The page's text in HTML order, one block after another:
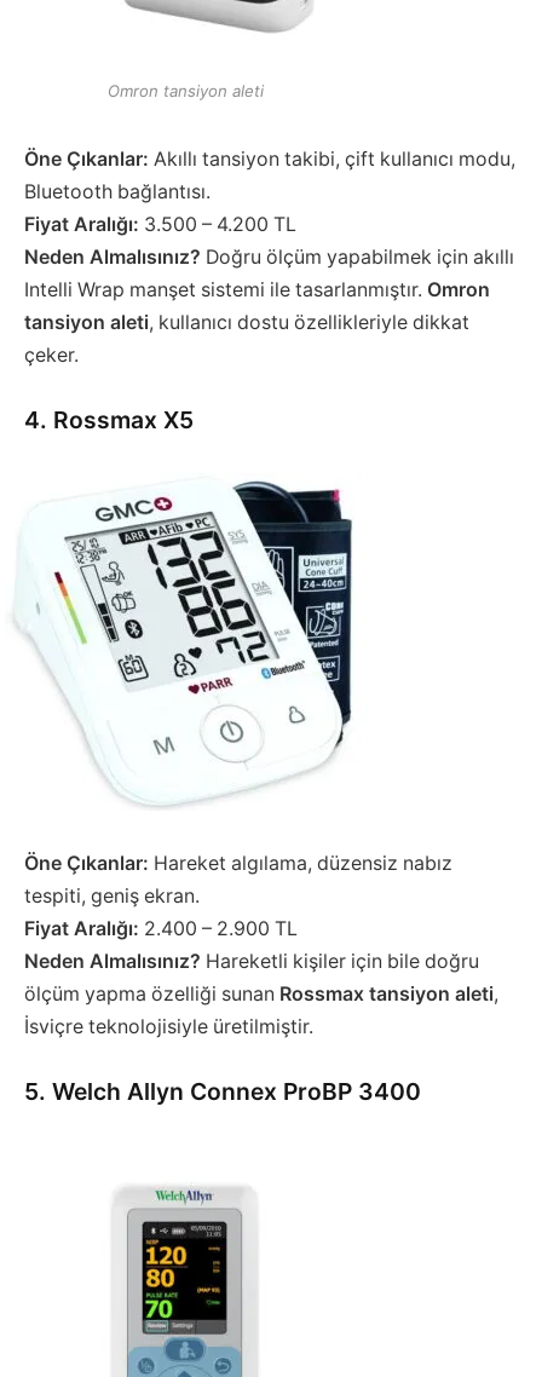
Omron tansiyon aleti
Öne Çıkanlar: Akıllı tansiyon takibi, çift kullanıcı modu,
Bluetooth bağlantısı.
Fiyat Aralığı: 3.500 – 4.200 TL
Neden Almalısınız? Doğru ölçüm yapabilmek için akıllı
Intelli Wrap manşet sistemi ile tasarlanmıştır. Omron
tansiyon aleti, kullanıcı dostu özellikleriyle dikkat
çeker.
4. Rossmax X5
Öne Çıkanlar: Hareket algılama, düzensiz nabız
tespiti, geniş ekran.
Fiyat Aralığı: 2.400 – 2.900 TL
Neden Almalısınız? Hareketli kişiler için bile doğru
ölçüm yapma özelliği sunan Rossmax tansiyon aleti,
İsviçre teknolojisiyle üretilmiştir.
5. Welch Allyn Connex ProBP 3400